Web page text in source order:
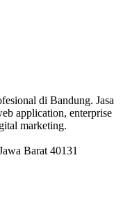
di Bandung. Jasa
application, enterprise
marketing.
Barat 40131